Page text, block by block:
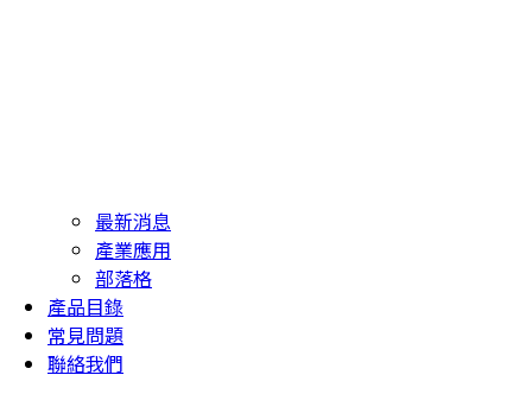
最新消息
產業應用
部落格
產品目錄
常見問題
聯絡我們